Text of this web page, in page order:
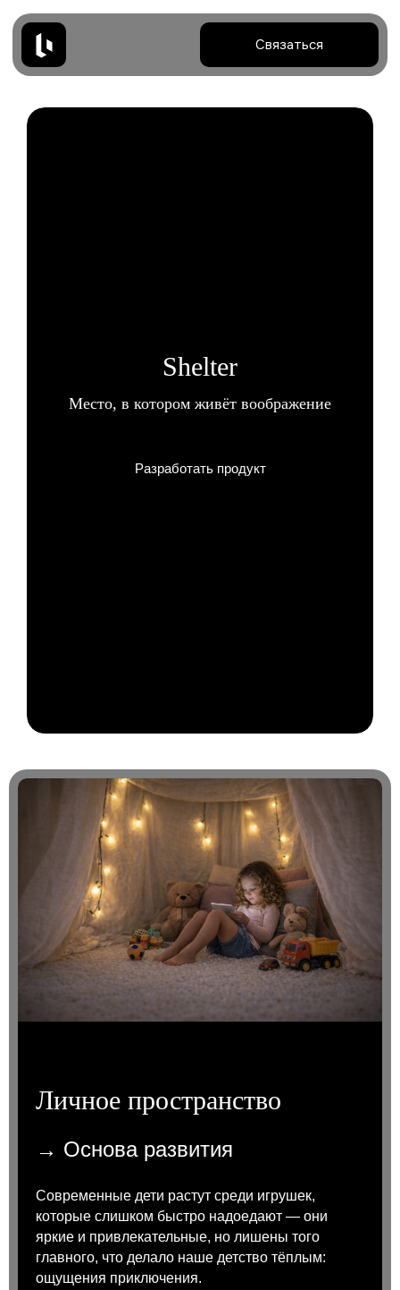
Связаться
Shelter
Место, в котором живёт воображение
Разработать продукт
Личное пространство
→ Основа развития
Современные дети растут среди игрушек,
которые слишком быстро надоедают — они
яркие и привлекательные, но лишены того
главного, что делало наше детство тёплым:
ощущения приключения.